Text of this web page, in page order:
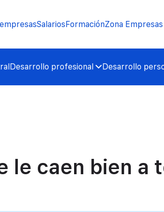
SalariosFormaciónZona Empresas
Desarrollo profesional Desarrollo
le caen bien a